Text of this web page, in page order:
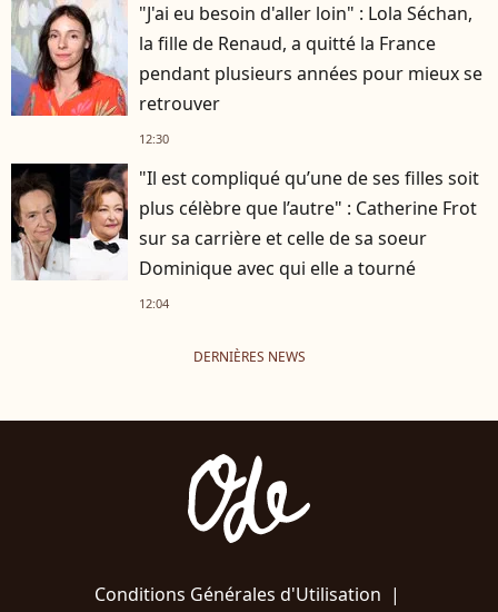
"J'ai eu besoin d'aller loin" : Lola Séchan,
la fille de Renaud, a quitté la France
pendant plusieurs années pour mieux se
retrouver
12:30
"Il est compliqué qu’une de ses filles soit
plus célèbre que l’autre" : Catherine Frot
sur sa carrière et celle de sa soeur
Dominique avec qui elle a tourné
12:04
DERNIÈRES NEWS
Conditions Générales d'Utilisation |